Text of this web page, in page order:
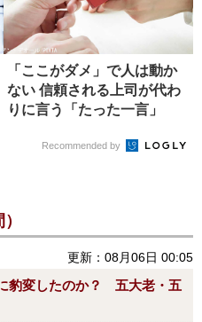
「ここがダメ」で人は動か
ない 信頼される上司が代わ
りに言う「たった一言」
Recommended by
更新：08月06日 00:05
豹変したのか？ 五大老・五